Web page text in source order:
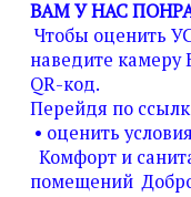
ВАМ У НАС
Чтобы оценить
наведите камеру
QR-код.
Перейдя по
• оценить
Комфорт и
помещений